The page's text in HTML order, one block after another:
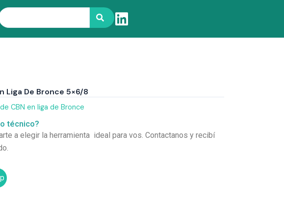
Liga De Bronce 5×6/8
CBN en liga de Bronce
técnico?
a elegir la herramienta ideal para vos. Contactanos y recibí